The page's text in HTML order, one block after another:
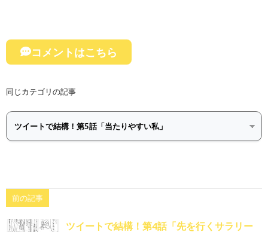
コメントはこちら
同じカテゴリの記事
前の記事
ツイートで結構！第4話「先を行くサラリー